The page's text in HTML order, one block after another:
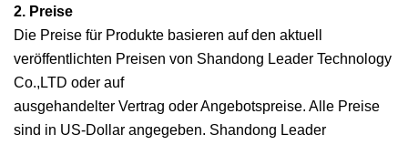
2. Preise
Die Preise für Produkte basieren auf den aktuell
veröffentlichten Preisen von Shandong Leader Technology
Co.,LTD oder auf
ausgehandelter Vertrag oder Angebotspreise. Alle Preise
sind in US-Dollar angegeben. Shandong Leader